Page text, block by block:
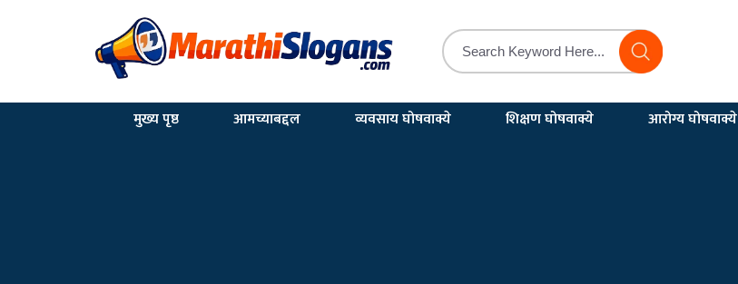
मुख्य पृष्ठ आमच्याबद्दल व्यवसाय घोषवाक्ये शिक्षण घोषवाक्ये आरोग्य घोषवाक्ये